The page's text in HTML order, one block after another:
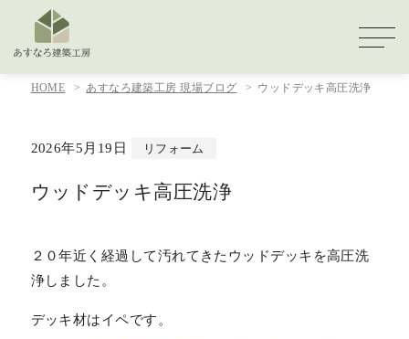
HOME あすなろ建築工房 現場ブログ ウッドデッキ高圧洗浄
2026年5月19日 リフォーム
ウッドデッキ高圧洗浄
２０年近く経過して汚れてきたウッドデッキを高圧洗
浄しました。
デッキ材はイペです。